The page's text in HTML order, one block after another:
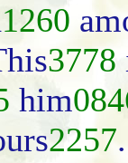
1260
3778
him
2257.